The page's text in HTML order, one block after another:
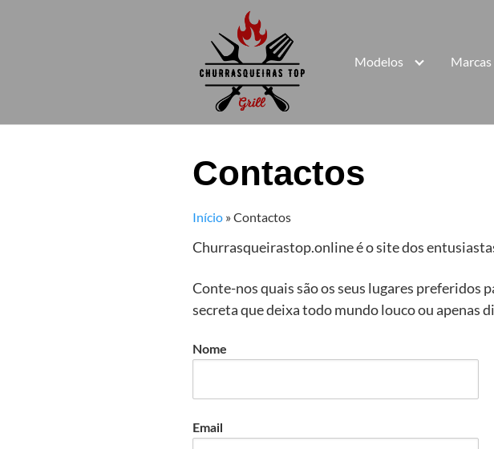
Modelos
Marcas
Contactos
Início »Contactos
Churrasqueirastop.online é o site dos
Conte-nos quais são os seus lugares preferidos
secreta que deixa todo mundo louco ou apenas
Nome
Email